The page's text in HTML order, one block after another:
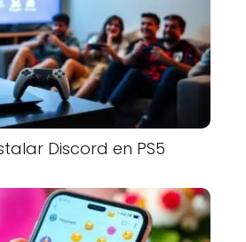
Discord en PS5